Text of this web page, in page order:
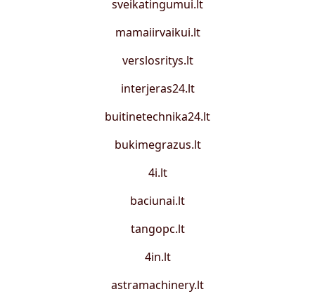
sveikatingumui.lt
mamaiirvaikui.lt
verslosritys.lt
interjeras24.lt
buitinetechnika24.lt
bukimegrazus.lt
4i.lt
baciunai.lt
tangopc.lt
4in.lt
astramachinery.lt